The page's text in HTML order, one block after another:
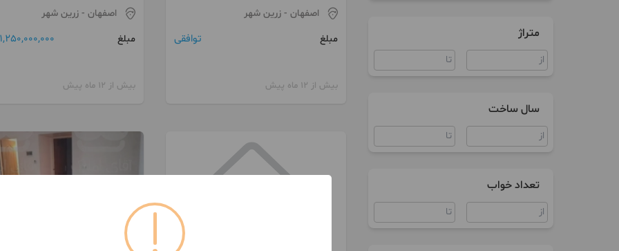
متراژ
سال ساخت
تعداد خواب
اصفهان - زرین شهر
مبلغ
توافقی
بیش از 12 ماه پیش
اصفهان- زرین شهر
مبلغ
1,250,000,000 تومان
بیش از 12 ماه پیش